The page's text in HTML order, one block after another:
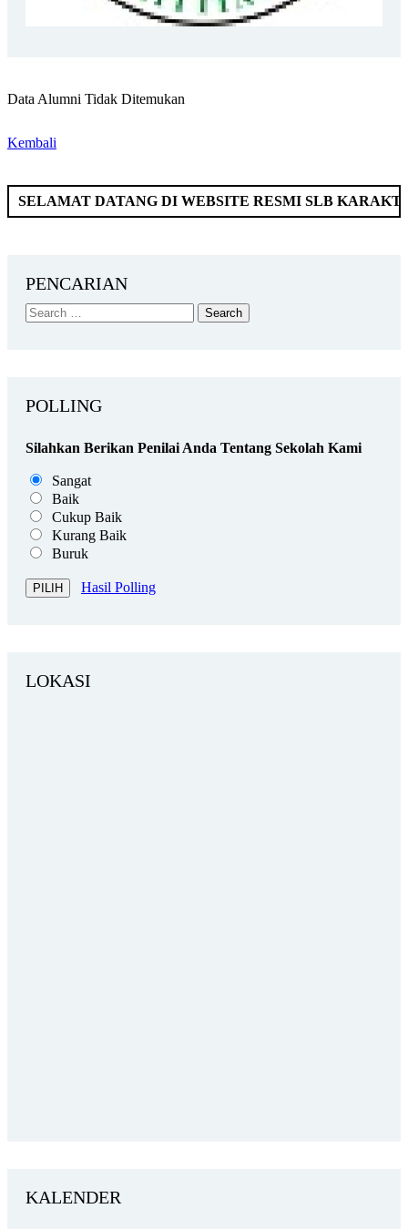
Data Alumni Tidak Ditemukan
Kembali
DATANG DI WEBSITE RESMI SLB KARAKTER
PENCARIAN
POLLING
Silahkan Berikan Penilai Anda Tentang Sekolah Kami
Sangat
Baik
Cukup Baik
Kurang Baik
Buruk
Hasil Polling
LOKASI
KALENDER